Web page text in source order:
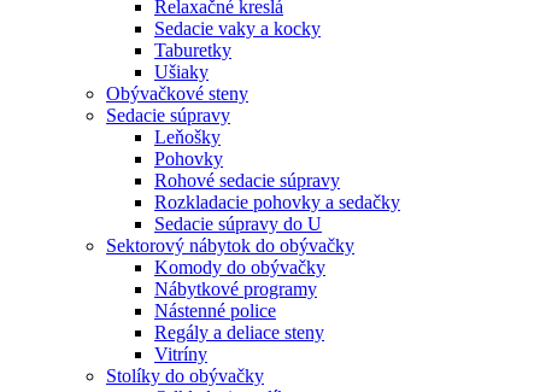
Relaxačné kreslá
Sedacie vaky a kocky
Taburetky
Ušiaky
Obývačkové steny
Sedacie súpravy
Leňošky
Pohovky
Rohové sedacie súpravy
Rozkladacie pohovky a sedačky
Sedacie súpravy do U
Sektorový nábytok do obývačky
Komody do obývačky
Nábytkové programy
Nástenné police
Regály a deliace steny
Vitríny
Stolíky do obývačky